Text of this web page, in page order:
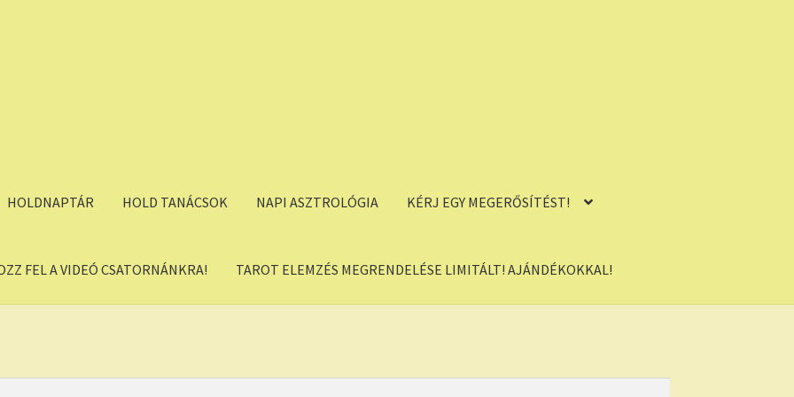
HOLDNAPTÁR HOLD TANÁCSOK NAPI ASZTROLÓGIA KÉRJ EGY MEGERŐSÍTÉST!
FEL A VIDEÓ CSATORNÁNKRA! TAROT ELEMZÉS MEGRENDELÉSE LIMITÁLT! AJÁNDÉKOKKAL!